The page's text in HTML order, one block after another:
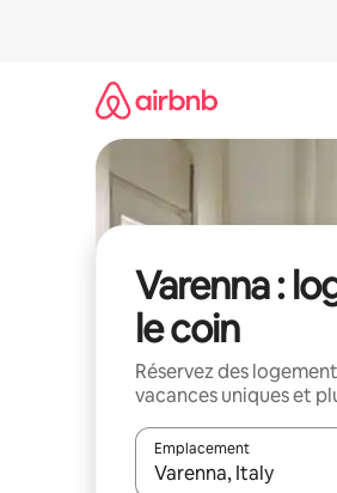
Varenna :
le coin
Réservez des
vacances uniques et
Emplacement
Quand les résultats